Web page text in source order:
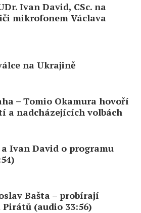
Ivan David, CSc. na
mikrofonem Václava
na Ukrajině
– Tomio Okamura hovoří
a nadcházejících volbách
Ivan David o programu
Bašta – probírají
(audio 33:56)